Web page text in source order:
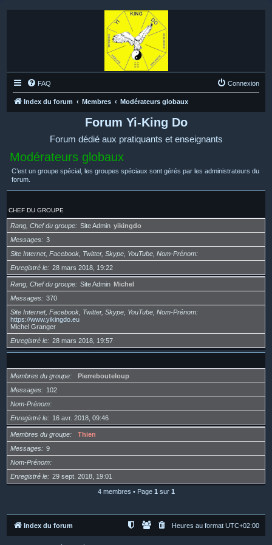
FAQ Connexion
Index du forum Membres Modérateurs globaux
Forum Yi-King Do
Forum dédié aux pratiquants et enseignants
Modérateurs globaux
C’est un groupe spécial, les groupes spéciaux sont gérés par les administrateurs du
forum.
CHEF DU GROUPE
Rang, Chef du groupe Site Admin yikingdo
Messages
3
Site Internet, Facebook, Twitter, Skype, YouTube, Nom-Prénom
Enregistré le
28 mars 2018, 19:22
Rang, Chef du groupe Site Admin Michel
Messages
370
Site Internet, Facebook, Twitter, Skype, YouTube, Nom-Prénom
https://www.yikingdo.eu
Michel Granger
Enregistré le
28 mars 2018, 19:57
Membres du groupe
Pierrebouteloup
Messages
102
Nom-Prénom
Enregistré le
16 avr. 2018, 09:46
Membres du groupe
Thien
Messages
9
Nom-Prénom
Enregistré le
29 sept. 2018, 19:01
4 membres • Page 1 sur 1
Index du forum Heures au format UTC+02:00